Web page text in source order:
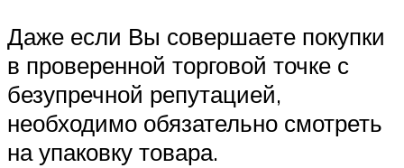
Даже если Вы совершаете покупки
в проверенной торговой точке с
безупречной репутацией,
необходимо обязательно смотреть
на упаковку товара.